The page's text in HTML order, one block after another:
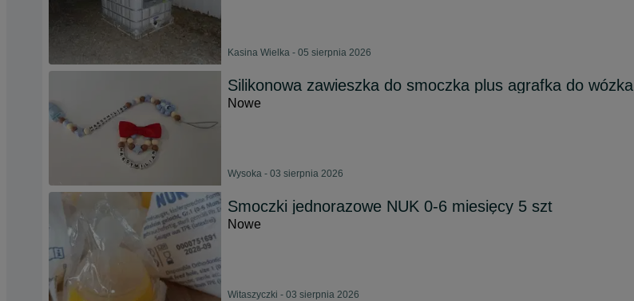
Kasina Wielka - 05 sierpnia 2026
Silikonowa zawieszka do smoczka plus agrafka do wózka
Nowe
Wysoka - 03 sierpnia 2026
Smoczki jednorazowe NUK 0-6 miesięcy 5 szt
Nowe
Witaszyczki - 03 sierpnia 2026